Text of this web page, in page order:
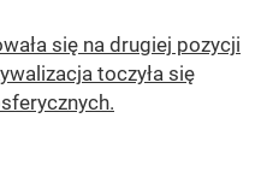
się na drugiej pozycji
toczyła się